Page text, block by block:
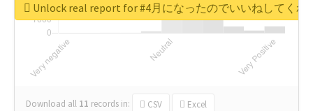
Download all 11 records in: CSV Excel
Unlock real report for #4月になったのでいいねしてくれ